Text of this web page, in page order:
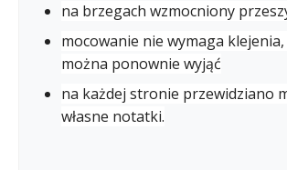
na brzegach wzmocniony
mocowanie nie wymaga klejenia,
można ponownie wyjąć
na każdej stronie przewidziano
własne notatki.